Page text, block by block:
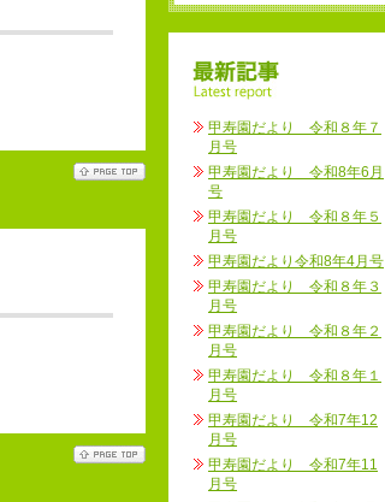
甲寿園だより 令和８年７
月号
甲寿園だより 令和8年6月
号
甲寿園だより 令和８年５
月号
甲寿園だより令和8年4月号
甲寿園だより 令和８年３
月号
甲寿園だより 令和８年２
月号
甲寿園だより 令和８年１
月号
甲寿園だより 令和7年12
月号
甲寿園だより 令和7年11
月号